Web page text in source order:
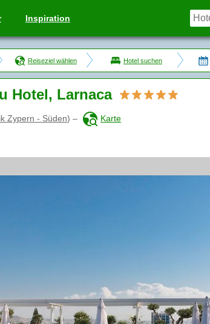
Inspiration
Reiseziel wählen Hotel suchen
Hotel, Larnaca
Zypern - Süden) – Karte